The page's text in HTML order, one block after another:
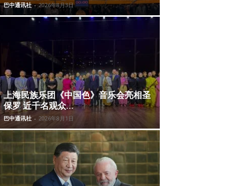
巴中通讯社 - 2026年8月3日
上海民族乐团《中国色》音乐会亮相圣
保罗 近千名观众...
巴中通讯社 - 2026年8月1日